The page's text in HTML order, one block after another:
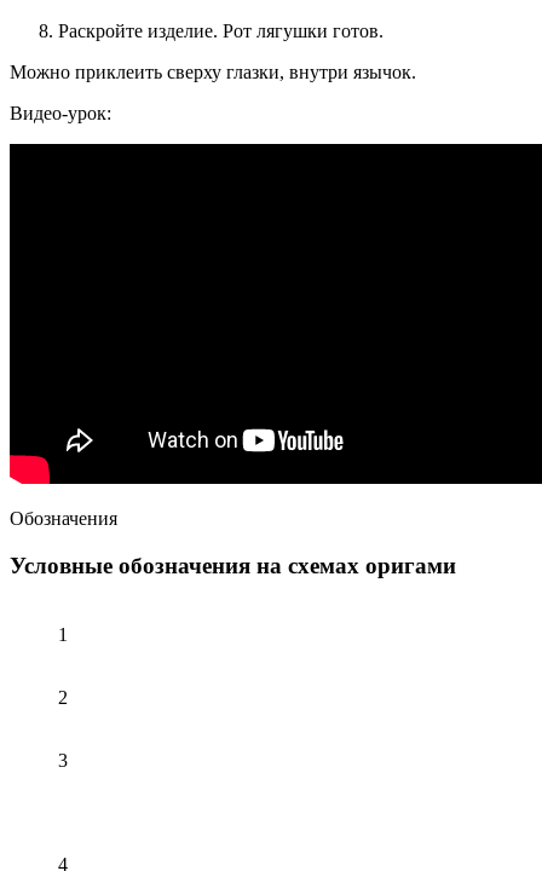
Раскройте изделие. Рот лягушки готов.
Можно приклеить сверху глазки, внутри язычок.
Видео-урок:
Обозначения
Условные обозначения на схемах оригами
1
2
3
4